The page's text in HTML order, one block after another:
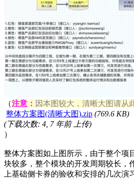
（注意： 因本图较大，清晰大图请从
整体方案图(清晰大图).zip (769.6 KB)
(下载次数: 4, 7 年前 上传)
）
整体方案图如上图所示，由于整个项
块较多，整个模块的开发周期较长，
上基础侧卡券的验收和安排的几次演